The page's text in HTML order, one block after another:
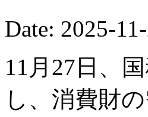
Date: 2025-
11月27日、
し、消費財